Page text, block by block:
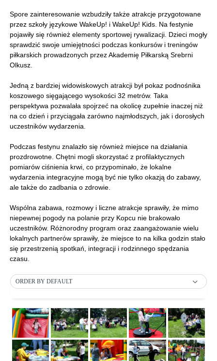
Spore zainteresowanie wzbudziły także atrakcje przygotowane
przez szkoły językowe WakeUp! i WakeUp! Kids. Na festynie
pojawiły się również elementy sportowej rywalizacji. Dzieci mogły
sprawdzić swoje umiejętności podczas konkursów i treningów
piłkarskich prowadzonych przez Akademię Piłkarską Srebrni
Olkusz.
Jedną z bardziej widowiskowych atrakcji był pokaz podnośnika
koszowego sięgającego wysokości 32 metrów. Taka
perspektywa pozwalała spojrzeć na okolicę zupełnie inaczej niż
na co dzień i przyciągała zarówno najmłodszych, jak i dorosłych
uczestników wydarzenia.
Podczas festynu znalazło się również miejsce na działania
prozdrowotne. Chętni mogli skorzystać z profilaktycznych
pomiarów ciśnienia krwi, co przypominało, że lokalne
wydarzenia integracyjne mogą być nie tylko okazją do zabawy,
ale także do zadbania o zdrowie.
Wspólna zabawa, rozmowy i liczne atrakcje sprawiły, że mimo
niepewnej pogody na polanie przy Kopcu nie brakowało
uczestników. Różnorodny program oraz zaangażowanie wielu
lokalnych partnerów sprawiły, że miejsce to na kilka godzin stało
się przestrzenią spotkań, integracji i rodzinnego spędzania
czasu.
ORDER BY DEFAULT